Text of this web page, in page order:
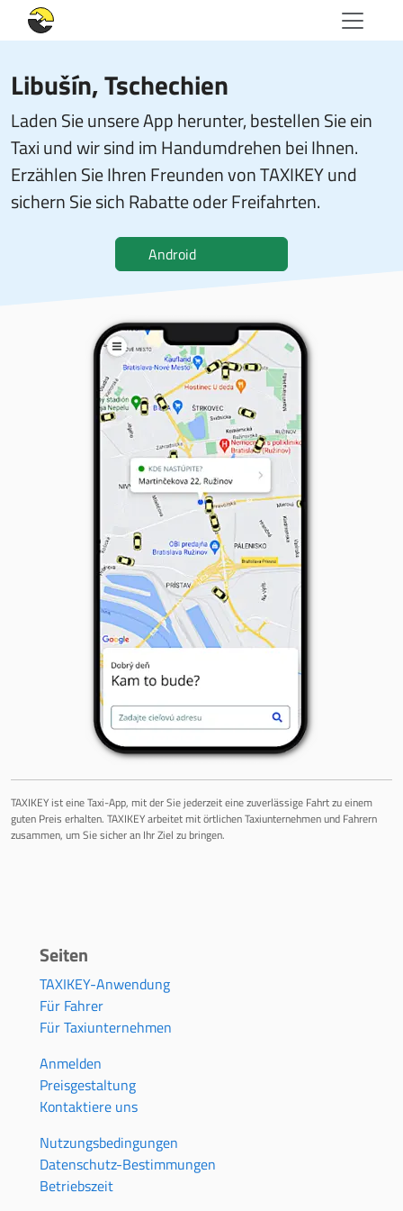
Libušín, Tschechien
Laden Sie unsere App herunter, bestellen Sie ein
Taxi und wir sind im Handumdrehen bei Ihnen.
Erzählen Sie Ihren Freunden von TAXIKEY und
sichern Sie sich Rabatte oder Freifahrten.
Android
TAXIKEY ist eine Taxi-App, mit der Sie jederzeit eine zuverlässige Fahrt zu einem
guten Preis erhalten. TAXIKEY arbeitet mit örtlichen Taxiunternehmen und Fahrern
zusammen, um Sie sicher an Ihr Ziel zu bringen.
Seiten
TAXIKEY-Anwendung
Für Fahrer
Für Taxiunternehmen
Anmelden
Preisgestaltung
Kontaktiere uns
Nutzungsbedingungen
Datenschutz-Bestimmungen
Betriebszeit